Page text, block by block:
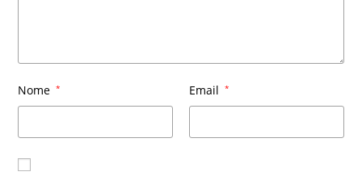
Nome * Email *